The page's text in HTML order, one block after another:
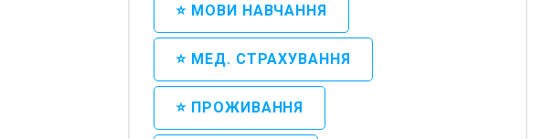
⭐ МОВИ НАВЧАННЯ
⭐ МЕД. СТРАХУВАННЯ
⭐ ПРОЖИВАННЯ